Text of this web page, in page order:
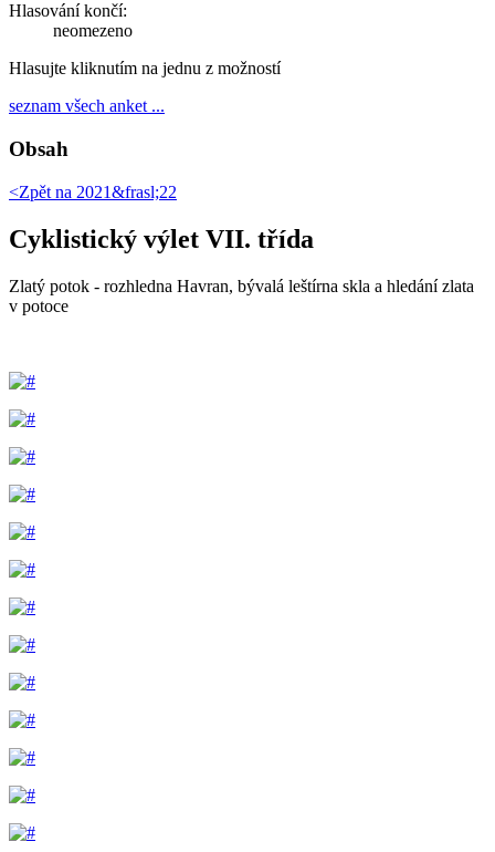
Hlasování končí:
neomezeno
Hlasujte kliknutím na jednu z možností
seznam všech anket ...
Obsah
<Zpět na 2021&frasl;22
Cyklistický výlet VII. třída
Zlatý potok - rozhledna Havran, bývalá leštírna skla a hledání zlata
v potoce